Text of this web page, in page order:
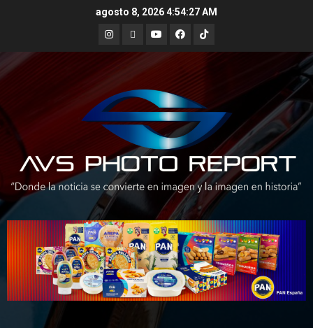
agosto 8, 20264:54:28 AM
Instagram
X YoutubeFacebook
TikTok